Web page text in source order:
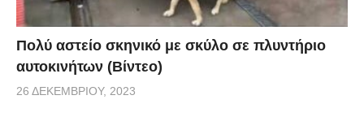
Πολύ αστείο σκηνικό με σκύλο σε πλυντήριο
αυτοκινήτων (Βίντεο)
26 ΔΕΚΕΜΒΡΊΟΥ, 2023